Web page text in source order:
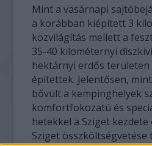
Mint a vasárnapi
a korábban kiépített 3
közvilágítás mellett a
35-40 kilométernyi
hektárnyi erdős
építettek. Jelentősen,
bővült a kempinghelyek
komfortfokozatú és
hetekkel a Sziget
Sziget összköltségvetése